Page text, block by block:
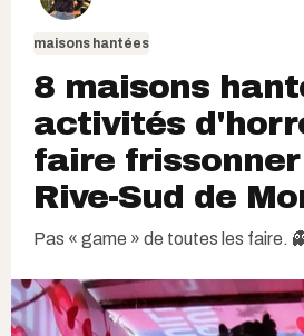
maisons hantées
8 maisons
activités
faire
Rive-Sud de
Pas « game » de toutes les faire.